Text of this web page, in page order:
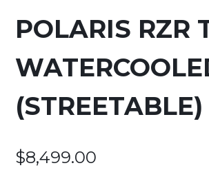
POLARIS RZR
(STREETABLE)
$8,499.00